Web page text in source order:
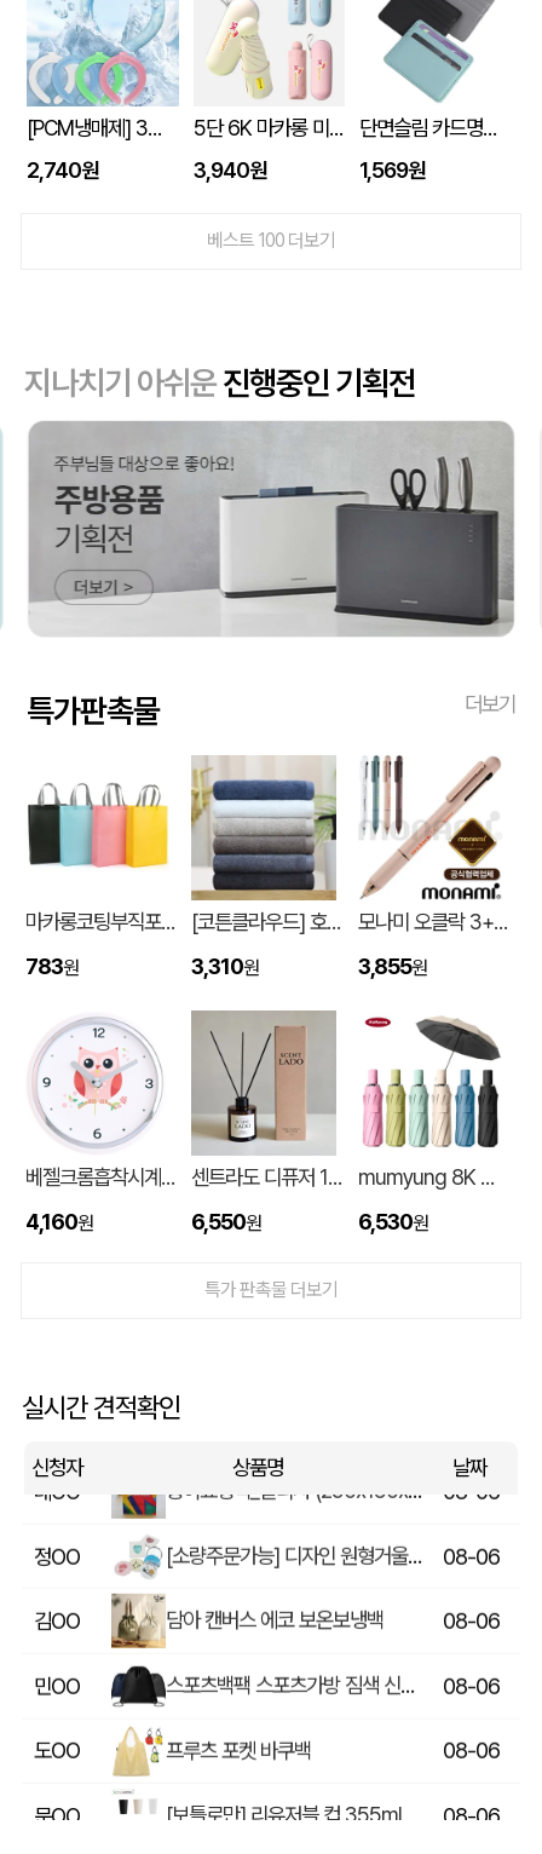
[PCM냉매제] 3세대 넥쿨러 쿨넥밴드
2,740원
5단 6K 마카롱 미니 UV 양우산
3,940원
단면슬림 카드명함지갑
1,569원
베스트 100 더보기
지나치기 아쉬운진행중인 기획전
특가판촉물 더보기
마카롱코팅부직포가방 (300*430*105mm)
783원
[코튼클라우드] 호텔수건 170g 1P (자수,나염)
3,310원
모나미 오클락 3+1멀티펜 (0.5) (모나미공식협력업체)
3,855원
베젤크롬흡착시계_부엉이JS886
4,160원
센트라도 디퓨저 150ml
6,550원
mumyung 8K 암막 베이스 완전자동 3단 양우산
6,530원
특가 판촉물 더보기
실시간 견적확인
신청자 상품명 날짜
신OO 대형 타포린가방 긴 손잡이 숄더가능(11color) (420x400x250mm) 08-06
김OO
데OO 08-06
담아 캔버스 에코 보온보냉백